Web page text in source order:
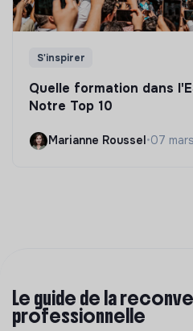
S'inspirer
Quelle formation dans
Notre Top 10
Marianne Roussel•07
Le guide de la
professionnelle